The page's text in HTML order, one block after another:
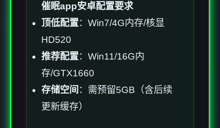
催眠app安卓配置要求
​顶低配置​​：Win7/4G内存/核显
HD520
​推荐配置​​：Win11/16G内
存/GTX1660
​存储空间​ ​：需预留5GB（含后续
更新缓存）